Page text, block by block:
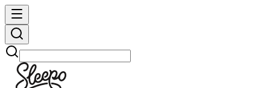
Etsi